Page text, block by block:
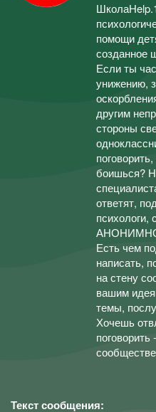
помощи
созданное
Если ты
унижению,
другим
стороны
боишься?
ответят,
психологи,
Есть чем
написать,
на стену
вашим
темы,
Хочешь
Текст сообщения: